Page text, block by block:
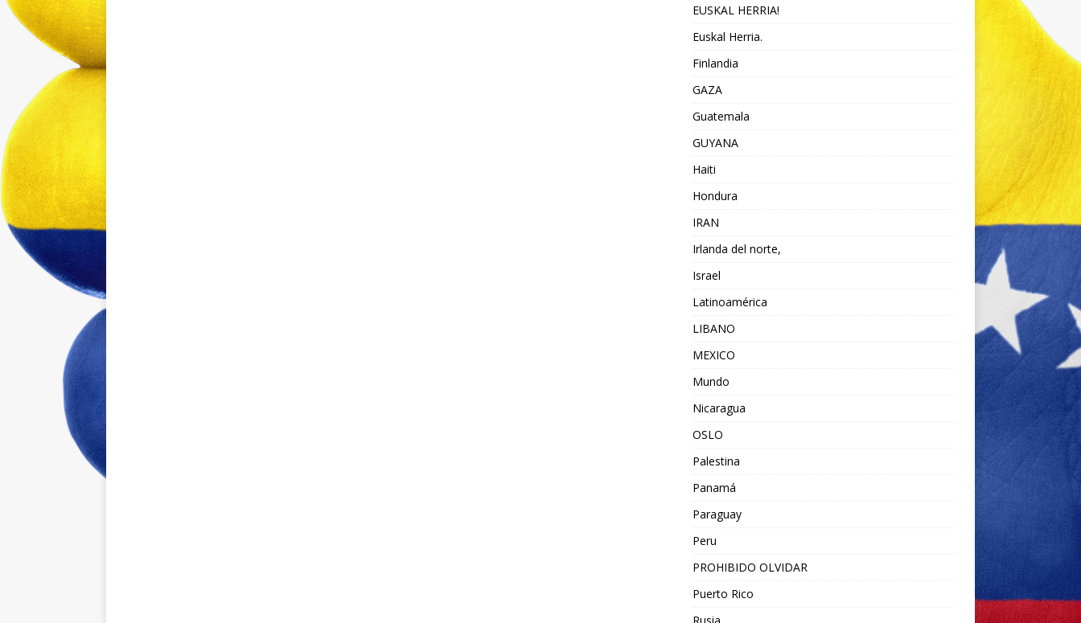
EUSKAL HERRIA!
Euskal Herria.
Finlandia
GAZA
Guatemala
GUYANA
Haiti
Hondura
IRAN
Irlanda del norte,
Israel
Latinoamérica
LIBANO
MEXICO
Mundo
Nicaragua
OSLO
Palestina
Panamá
Paraguay
Peru
PROHIBIDO OLVIDAR
Puerto Rico